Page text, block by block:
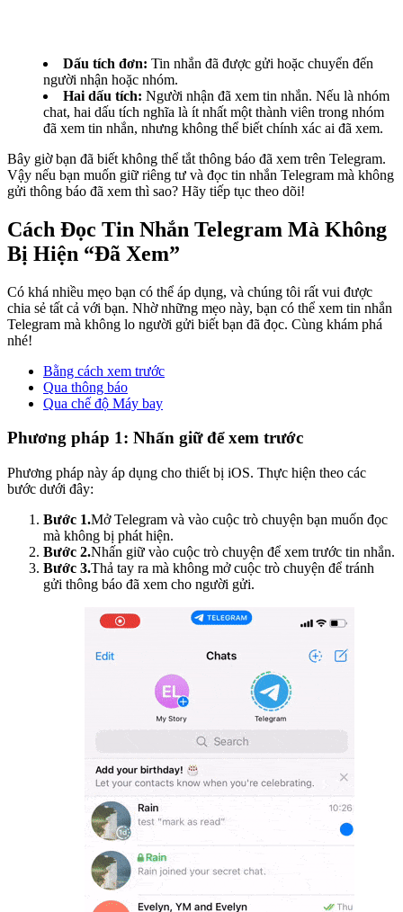
Dấu tích đơn: Tin nhắn đã được gửi hoặc chuyển đến
người nhận hoặc nhóm.
Hai dấu tích: Người nhận đã xem tin nhắn. Nếu là nhóm
chat, hai dấu tích nghĩa là ít nhất một thành viên trong nhóm
đã xem tin nhắn, nhưng không thể biết chính xác ai đã xem.
Bây giờ bạn đã biết không thể tắt thông báo đã xem trên Telegram.
Vậy nếu bạn muốn giữ riêng tư và đọc tin nhắn Telegram mà không
gửi thông báo đã xem thì sao? Hãy tiếp tục theo dõi!
Cách Đọc Tin Nhắn Telegram Mà Không
Bị Hiện “Đã Xem”
Có khá nhiều mẹo bạn có thể áp dụng, và chúng tôi rất vui được
chia sẻ tất cả với bạn. Nhờ những mẹo này, bạn có thể xem tin nhắn
Telegram mà không lo người gửi biết bạn đã đọc. Cùng khám phá
nhé!
Bằng cách xem trước
Qua thông báo
Qua chế độ Máy bay
Phương pháp 1: Nhấn giữ để xem trước
Phương pháp này áp dụng cho thiết bị iOS. Thực hiện theo các
bước dưới đây:
Bước 1.Mở Telegram và vào cuộc trò chuyện bạn muốn đọc
mà không bị phát hiện.
Bước 2.Nhấn giữ vào cuộc trò chuyện để xem trước tin nhắn.
Bước 3.Thả tay ra mà không mở cuộc trò chuyện để tránh
gửi thông báo đã xem cho người gửi.